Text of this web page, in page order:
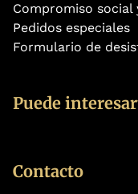
Compromiso social
Pedidos especiales
Formulario de
Puede
Contacto